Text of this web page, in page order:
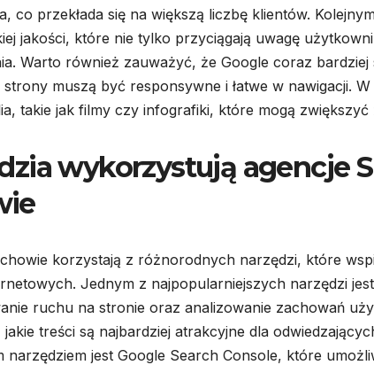
co przekłada się na większą liczbę klientów.
jakości, które nie tylko przyciągają uwagę
Warto również zauważyć, że Google coraz bardziej
muszą być responsywne i łatwe w nawigacji.
takie jak filmy czy infografiki, które mogą
wykorzystują agencje
korzystają z różnorodnych narzędzi, które
Jednym z najpopularniejszych narzędzi
ruchu na stronie oraz analizowanie zachowań
treści są najbardziej atrakcyjne dla
narzędziem jest Google Search Console, które